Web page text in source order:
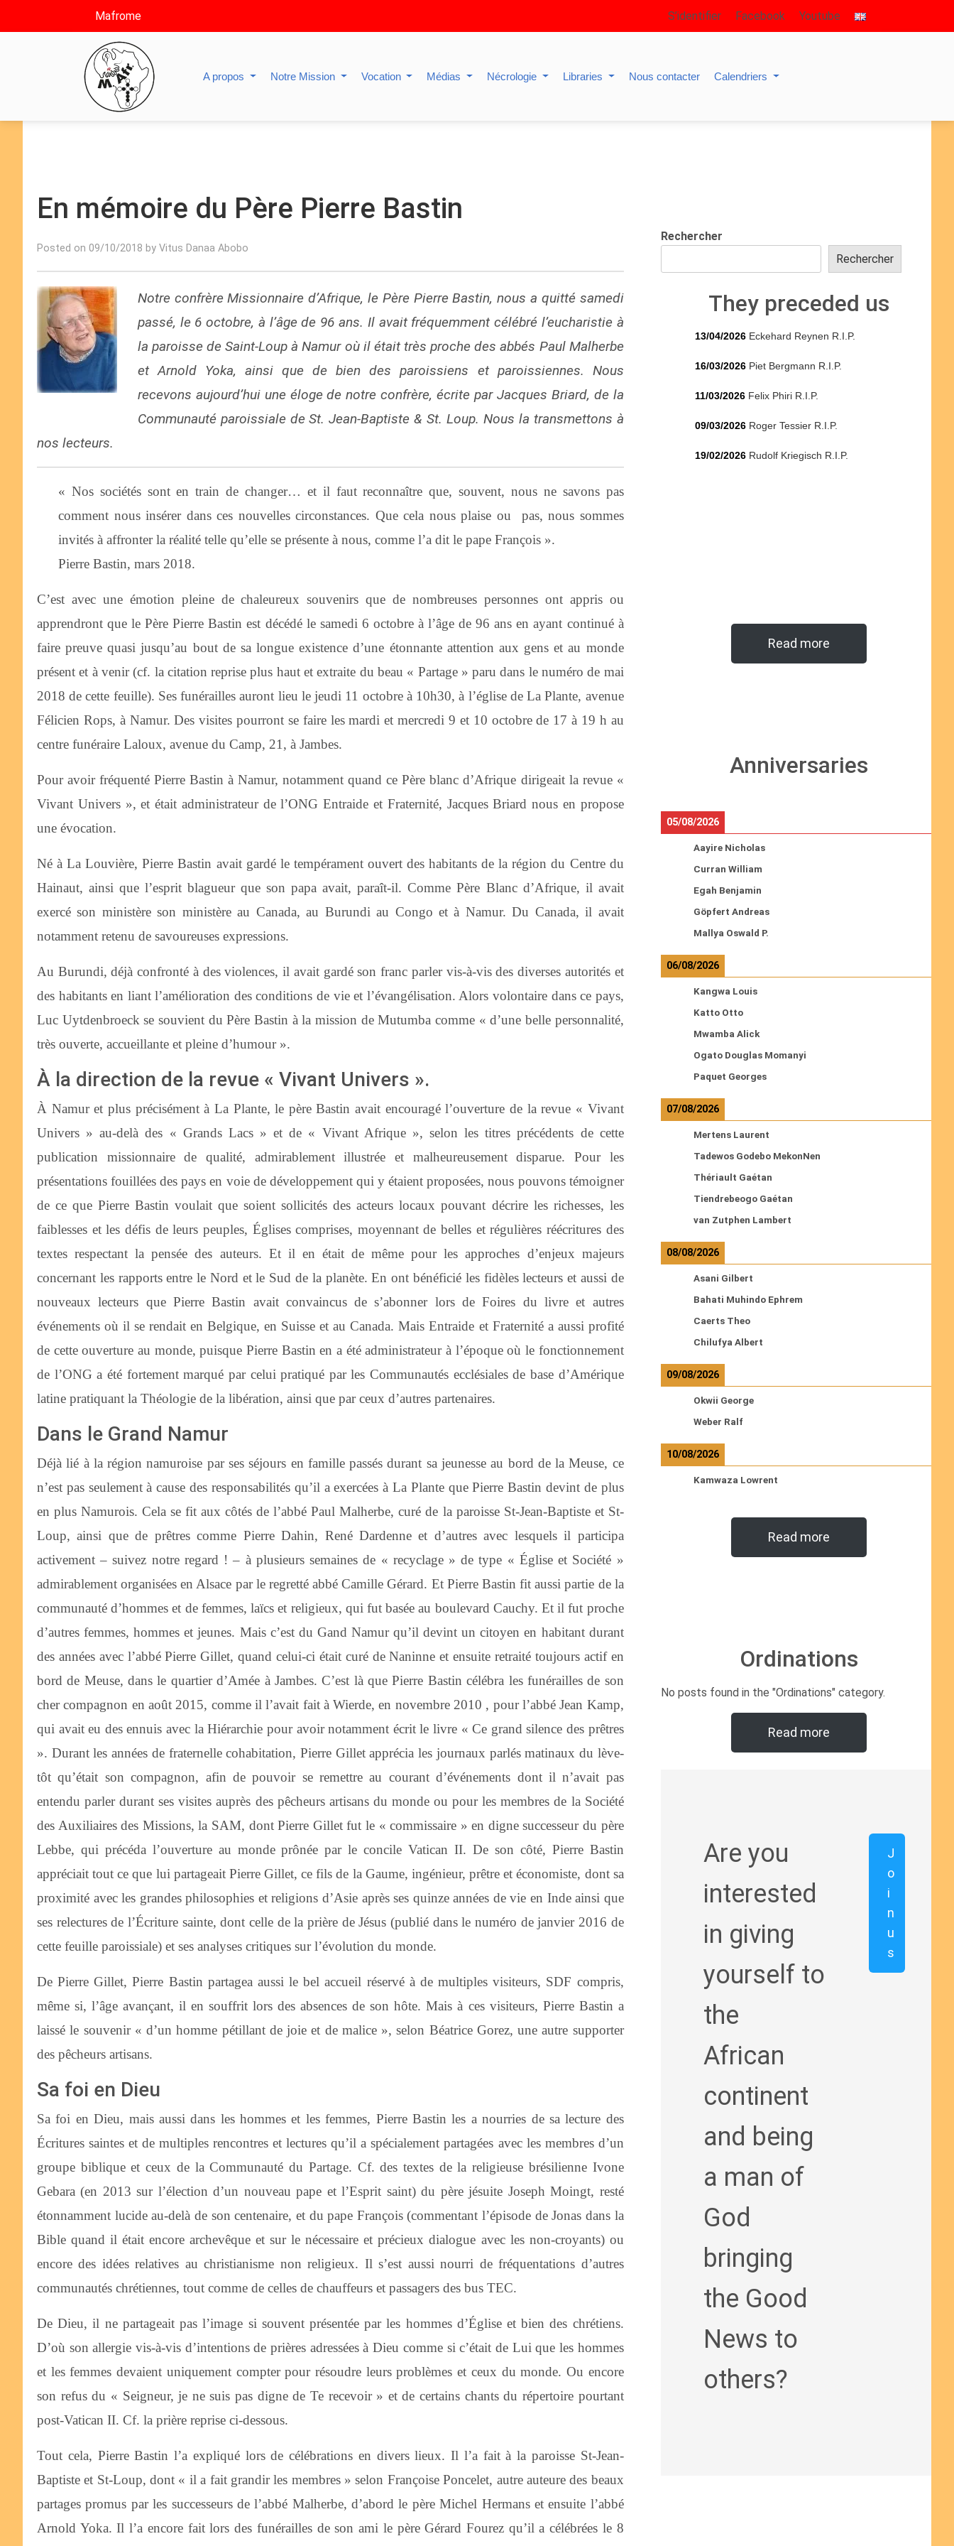
Mafrome S’identifier Facebook Youtube
A propos Notre Mission Vocation Médias Nécrologie Libraries Nous contacter Calendriers
En mémoire du Père Pierre Bastin
Posted on 09/10/2018 by Vitus Danaa Abobo
Notre confrère Missionnaire d’Afrique, le Père Pierre Bastin, nous a quitté samedi
passé, le 6 octobre, à l’âge de 96 ans. Il avait fréquemment célébré l’eucharistie à
la paroisse de Saint-Loup à Namur où il était très proche des abbés Paul Malherbe
et Arnold Yoka, ainsi que de bien des paroissiens et paroissiennes. Nous
recevons aujourd’hui une éloge de notre confrère, écrite par Jacques Briard, de la
Communauté paroissiale de St. Jean-Baptiste & St. Loup. Nous la transmettons à
nos lecteurs.
« Nos sociétés sont en train de changer… et il faut reconnaître que, souvent, nous ne savons pas
comment nous insérer dans ces nouvelles circonstances. Que cela nous plaise ou pas, nous sommes
invités à affronter la réalité telle qu’elle se présente à nous, comme l’a dit le pape François ».
Pierre Bastin, mars 2018.
C’est avec une émotion pleine de chaleureux souvenirs que de nombreuses personnes ont appris ou
apprendront que le Père Pierre Bastin est décédé le samedi 6 octobre à l’âge de 96 ans en ayant continué à
faire preuve quasi jusqu’au bout de sa longue existence d’une étonnante attention aux gens et au monde
présent et à venir (cf. la citation reprise plus haut et extraite du beau « Partage » paru dans le numéro de mai
2018 de cette feuille). Ses funérailles auront lieu le jeudi 11 octobre à 10h30, à l’église de La Plante, avenue
Félicien Rops, à Namur. Des visites pourront se faire les mardi et mercredi 9 et 10 octobre de 17 à 19 h au
centre funéraire Laloux, avenue du Camp, 21, à Jambes.
Pour avoir fréquenté Pierre Bastin à Namur, notamment quand ce Père blanc d’Afrique dirigeait la revue «
Vivant Univers », et était administrateur de l’ONG Entraide et Fraternité, Jacques Briard nous en propose
une évocation.
Né à La Louvière, Pierre Bastin avait gardé le tempérament ouvert des habitants de la région du Centre du
Hainaut, ainsi que l’esprit blagueur que son papa avait, paraît-il. Comme Père Blanc d’Afrique, il avait
exercé son ministère son ministère au Canada, au Burundi au Congo et à Namur.Du Canada, il avait
notamment retenu de savoureuses expressions.
Au Burundi, déjà confronté à des violences, il avait gardé son franc parler vis-à-vis des diverses autorités et
des habitants en liant l’amélioration des conditions de vie et l’évangélisation. Alors volontaire dans ce pays,
Luc Uytdenbroeck se souvient du Père Bastin à la mission de Mutumba comme « d’une belle personnalité,
très ouverte, accueillante et pleine d’humour ».
À la direction de la revue « Vivant Univers ».
À Namur et plus précisément à La Plante, le père Bastin avait encouragé l’ouverture de la revue « Vivant
Univers » au-delà des « Grands Lacs » et de « Vivant Afrique », selon les titres précédents de cette
publication missionnaire de qualité, admirablement illustrée et malheureusement disparue. Pour les
présentations fouillées des pays en voie de développement qui y étaient proposées, nous pouvons témoigner
de ce que Pierre Bastin voulait que soient sollicités des acteurs locaux pouvant décrire les richesses, les
faiblesses et les défis de leurs peuples, Églises comprises, moyennant de belles et régulières réécritures des
textes respectant la pensée des auteurs. Et il en était de même pour les approches d’enjeux majeurs
concernant les rapports entre le Nord et le Sud de la planète. En ont bénéficié les fidèles lecteurs et aussi de
nouveaux lecteurs que Pierre Bastin avait convaincus de s’abonner lors de Foires du livre et autres
événements où il se rendait en Belgique, en Suisse et au Canada. Mais Entraide et Fraternité a aussi profité
de cette ouverture au monde, puisque Pierre Bastin en a été administrateur à l’époque où le fonctionnement
de l’ONG a été fortement marqué par celui pratiqué par les Communautés ecclésiales de base d’Amérique
latine pratiquant la Théologie de la libération, ainsi que par ceux d’autres partenaires.
Dans le Grand Namur
Déjà lié à la région namuroise par ses séjours en famille passés durant sa jeunesse au bord de la Meuse, ce
n’est pas seulement à cause des responsabilités qu’il a exercées à La Plante que Pierre Bastin devint de plus
en plus Namurois. Cela se fit aux côtés de l’abbé Paul Malherbe, curé de la paroisse St-Jean-Baptiste et St-
Loup, ainsi que de prêtres comme Pierre Dahin, René Dardenne et d’autres avec lesquels il participa
activement – suivez notre regard ! – à plusieurs semaines de « recyclage » de type « Église et Société »
admirablement organisées en Alsace par le regretté abbé Camille Gérard. Et Pierre Bastin fit aussi partie de la
communauté d’hommes et de femmes, laïcs et religieux, qui fut basée au boulevard Cauchy. Et il fut proche
d’autres femmes, hommes et jeunes. Mais c’est du Gand Namur qu’il devint un citoyen en habitant durant
des années avec l’abbé Pierre Gillet, quand celui-ci était curé de Naninne et ensuite retraité toujours actif en
bord de Meuse, dans le quartier d’Amée à Jambes. C’est là que Pierre Bastin célébra les funérailles de son
cher compagnon en août 2015, comme il l’avait fait à Wierde, en novembre 2010 , pour l’abbé Jean Kamp,
qui avait eu des ennuis avec la Hiérarchie pour avoir notamment écrit le livre « Ce grand silence des prêtres
». Durant les années de fraternelle cohabitation, Pierre Gillet apprécia les journaux parlés matinaux du lève-
tôt qu’était son compagnon, afin de pouvoir se remettre au courant d’événements dont il n’avait pas
entendu parler durant ses visites auprès des pêcheurs artisans du monde ou pour les membres de la Société
des Auxiliaires des Missions, la SAM, dont Pierre Gillet fut le « commissaire » en digne successeur du père
Lebbe, qui précéda l’ouverture au monde prônée par le concile Vatican II. De son côté, Pierre Bastin
appréciait tout ce que lui partageait Pierre Gillet, ce fils de la Gaume, ingénieur, prêtre et économiste, dont sa
proximité avec les grandes philosophies et religions d’Asie après ses quinze années de vie en Inde ainsi que
ses relectures de l’Écriture sainte, dont celle de la prière de Jésus (publié dans le numéro de janvier 2016 de
cette feuille paroissiale) et ses analyses critiques sur l’évolution du monde.
De Pierre Gillet, Pierre Bastin partagea aussi le bel accueil réservé à de multiples visiteurs, SDF compris,
même si, l’âge avançant, il en souffrit lors des absences de son hôte. Mais à ces visiteurs, Pierre Bastin a
laissé le souvenir « d’un homme pétillant de joie et de malice », selon Béatrice Gorez, une autre supporter
des pêcheurs artisans.
Sa foi en Dieu
Sa foi en Dieu, mais aussi dans les hommes et les femmes, Pierre Bastin les a nourries de sa lecture des
Écritures saintes et de multiples rencontres et lectures qu’il a spécialement partagées avec les membres d’un
groupe biblique et ceux de la Communauté du Partage. Cf. des textes de la religieuse brésilienne Ivone
Gebara (en 2013 sur l’élection d’un nouveau pape et l’Esprit saint) du père jésuite Joseph Moingt, resté
étonnamment lucide au-delà de son centenaire, et du pape François (commentant l’épisode de Jonas dans la
Bible quand il était encore archevêque et sur le nécessaire et précieux dialogue avec les non-croyants) ou
encore des idées relatives au christianisme non religieux. Il s’est aussi nourri de fréquentations d’autres
communautés chrétiennes, tout comme de celles de chauffeurs et passagers des bus TEC.
De Dieu, il ne partageait pas l’image si souvent présentée par les hommes d’Église et bien des chrétiens.
D’où son allergie vis-à-vis d’intentions de prières adressées à Dieu comme si c’était de Lui que les hommes
et les femmes devaient uniquement compter pour résoudre leurs problèmes et ceux du monde. Ou encore
son refus du « Seigneur, je ne suis pas digne de Te recevoir » et de certains chants du répertoire pourtant
post-Vatican II. Cf. la prière reprise ci-dessous.
Tout cela, Pierre Bastin l’a expliqué lors de célébrations en divers lieux. Il l’a fait à la paroisse St-Jean-
Baptiste et St-Loup, dont « il a fait grandir les membres » selon Françoise Poncelet, autre auteure des beaux
partages promus par les successeurs de l’abbé Malherbe, d’abord le père Michel Hermans et ensuite l’abbé
Arnold Yoka. Il l’a encore fait lors des funérailles de son ami le père Gérard Fourez qu’il a célébrées le 8
Rechercher
Rechercher
They preceded us
13/04/2026 Eckehard Reynen R.I.P.
16/03/2026 Piet Bergmann R.I.P.
11/03/2026 Felix Phiri R.I.P.
09/03/2026 Roger Tessier R.I.P.
19/02/2026 Rudolf Kriegisch R.I.P.
Read more
Anniversaries
05/08/2026
Aayire Nicholas
Curran William
Egah Benjamin
Göpfert Andreas
Mallya Oswald P.
06/08/2026
Kangwa Louis
Katto Otto
Mwamba Alick
Ogato Douglas Momanyi
Paquet Georges
07/08/2026
Mertens Laurent
Tadewos Godebo MekonNen
Thériault Gaétan
Tiendrebeogo Gaétan
van Zutphen Lambert
08/08/2026
Asani Gilbert
Bahati Muhindo Ephrem
Caerts Theo
Chilufya Albert
09/08/2026
Okwii George
Weber Ralf
10/08/2026
Kamwaza Lowrent
Read more
Ordinations
No posts found in the "Ordinations" category.
Read more
Are you
interested
in giving
yourself to
the
African
continent
and being
a man of
God
bringing
the Good
News to
others?
J
o
i
n
u
s